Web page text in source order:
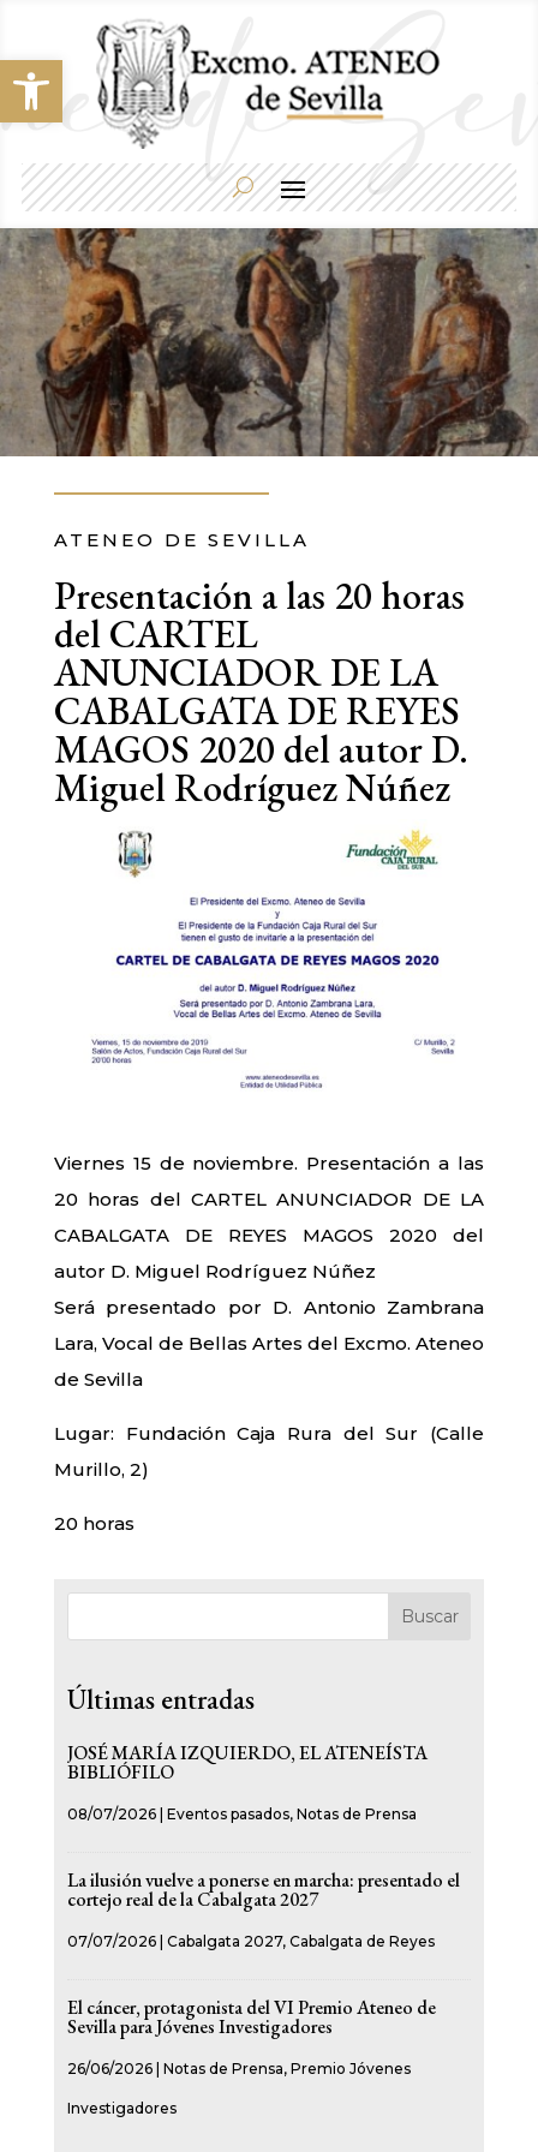
Abrir barra de herramientas
ATENEO DE SEVILLA
Presentación a las 20 horas
del CARTEL
ANUNCIADOR DE LA
CABALGATA DE REYES
MAGOS 2020 del autor D.
Miguel Rodríguez Núñez
Viernes 15 de noviembre. Presentación a las
20 horas del CARTEL ANUNCIADOR DE LA
CABALGATA DE REYES MAGOS 2020 del
autor D. Miguel Rodríguez Núñez
Será presentado por D. Antonio Zambrana
Lara, Vocal de Bellas Artes del Excmo. Ateneo
de Sevilla
Lugar: Fundación Caja Rura del Sur (Calle
Murillo, 2)
20 horas
Buscar
Últimas entradas
JOSÉ MARÍA IZQUIERDO, EL ATENEÍSTA
BIBLIÓFILO
08/07/2026| Eventos pasados, Notas de Prensa
La ilusión vuelve a ponerse en marcha: presentado el
cortejo real de la Cabalgata 2027
07/07/2026| Cabalgata 2027, Cabalgata de Reyes
El cáncer, protagonista del VI Premio Ateneo de
Sevilla para Jóvenes Investigadores
26/06/2026| Notas de Prensa, Premio Jóvenes
Investigadores